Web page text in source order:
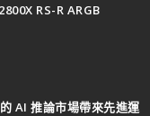
RS-R ARGB
AI 推論市場帶來先進運